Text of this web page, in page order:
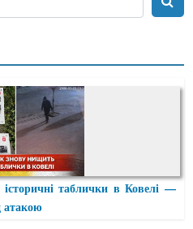
таблички в Ковелі —
атакою